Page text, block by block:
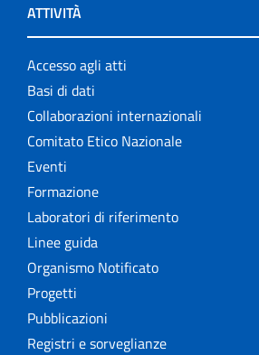
ATTIVITÀ
Accesso agli atti
Basi di dati
Collaborazioni internazionali
Comitato Etico Nazionale
Eventi
Formazione
Laboratori di riferimento
Linee guida
Organismo Notificato
Progetti
Pubblicazioni
Registri e sorveglianze